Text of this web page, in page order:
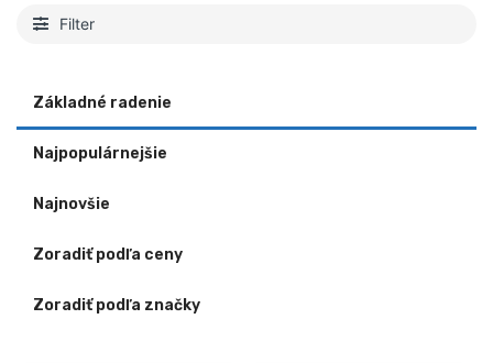
Filter
Základné radenie
Najpopulárnejšie
Najnovšie
Zoradiť podľa ceny
Zoradiť podľa značky